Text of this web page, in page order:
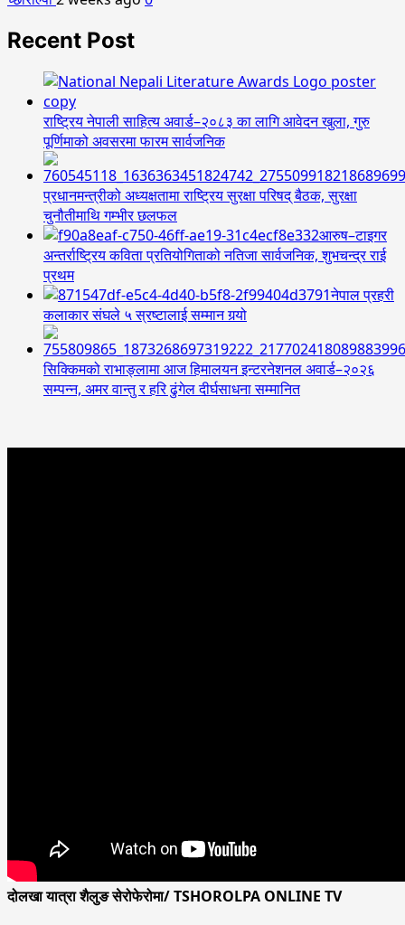
Recent Post
राष्ट्रिय नेपाली साहित्य अवार्ड–२०८३ का लागि आवेदन खुला, गुरु
पूर्णिमाको अवसरमा फारम सार्वजनिक
प्रधानमन्त्रीको अध्यक्षतामा राष्ट्रिय सुरक्षा परिषद् बैठक, सुरक्षा
चुनौतीमाथि गम्भीर छलफल
आरुष–टाइगर
अन्तर्राष्ट्रिय कविता प्रतियोगिताको नतिजा सार्वजनिक, शुभचन्द्र राई
प्रथम
नेपाल प्रहरी
कलाकार संघले ५ स्रष्टालाई सम्मान गर्‍यो
सिक्किमको राभाङ्लामा आज हिमालयन इन्टरनेशनल अवार्ड–२०२६
सम्पन्न, अमर वान्तु र हरि ढुंगेल दीर्घसाधना सम्मानित
दोलखा यात्रा शैलुङ सेरोफेरोमा/ TSHOROLPA ONLINE TV